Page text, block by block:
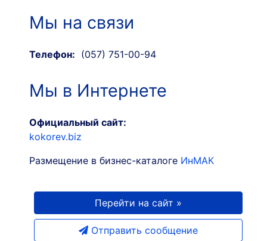
Мы на связи
Телефон: (057) 751-00-94
Мы в Интернете
Официальный сайт:
kokorev.biz
Размещение в бизнес-каталоге ИнМАК
Перейти на сайт »
Отправить сообщение